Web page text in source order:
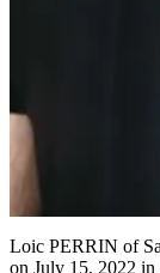
Loic PERRIN of
on July 15, 2022